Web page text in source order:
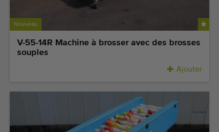
Équipement de qualité
Personnel qualifié
Livraison dans le monde entier
Depuis 1977
Nouveau
V-55-14R Machine à brosser avec des brosses
souples
Ajouter